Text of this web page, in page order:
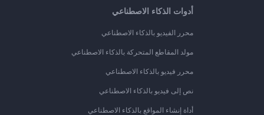
أدوات الذكاء الاصطناعي
محرر الفيديو بالذكاء الاصطناعي
مولد المقاطع المتحركة بالذكاء الاصطناعي
محرر فيديو بالذكاء الاصطناعي
نص إلى فيديو بالذكاء الاصطناعي
أداة إنشاء المواقع بالذكاء الاصطناعي